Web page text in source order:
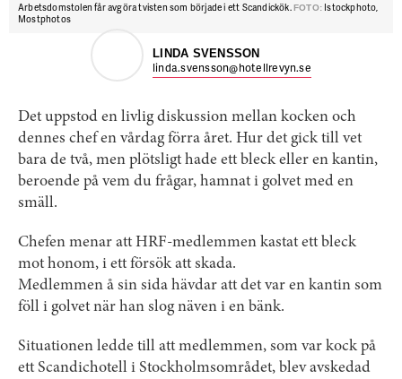
Arbetsdomstolen får avgöra tvisten som började i ett Scandickök.FOTO: Istockphoto,
Mostphotos
LINDA SVENSSON
linda.svensson@hotellrevyn.se
Det uppstod en livlig diskussion mellan kocken och
dennes chef en vårdag förra året. Hur det gick till vet
bara de två, men plötsligt hade ett bleck eller en kantin,
beroende på vem du frågar, hamnat i golvet med en
smäll.
Chefen menar att HRF-medlemmen kastat ett bleck
mot honom, i ett försök att skada.
Medlemmen å sin sida hävdar att det var en kantin som
föll i golvet när han slog näven i en bänk.
Situationen ledde till att medlemmen, som var kock på
ett Scandichotell i Stockholmsområdet, blev avskedad